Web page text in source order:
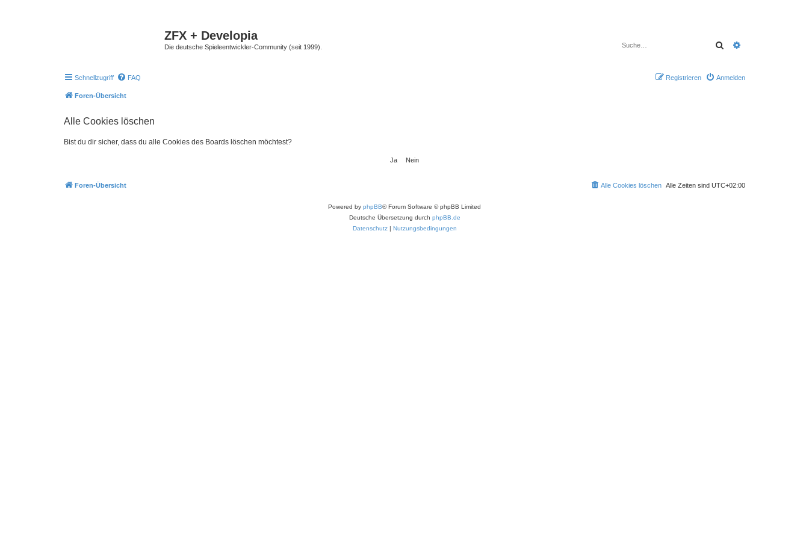
ZFX + Developia
Die deutsche Spieleentwickler-Community (seit 1999). Suche
Schnellzugriff FAQ Anmelden
Registrieren
Foren-Übersicht
Alle Cookies löschen
Bist du dir sicher, dass du alle Cookies des Boards löschen möchtest?
Foren-Übersicht Alle Zeiten sind UTC+02:00
Alle Cookies löschen
Powered by phpBB® Forum Software © phpBB Limited
Deutsche Übersetzung durch phpBB.de
Datenschutz| Nutzungsbedingungen